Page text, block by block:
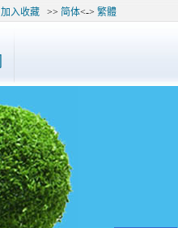
最近有“深圳陈氏世纪光电有限公司”
加入收藏>> 简体<-> 繁體